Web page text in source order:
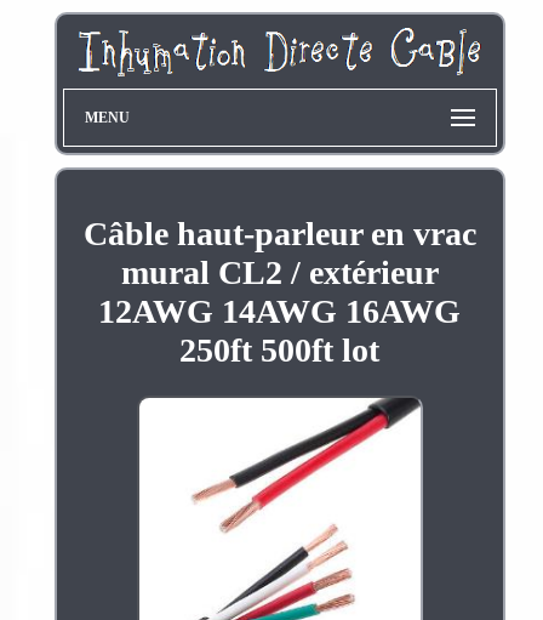
MENU
Câble haut-parleur en vrac
mural CL2 / extérieur
12AWG 14AWG 16AWG
250ft 500ft lot